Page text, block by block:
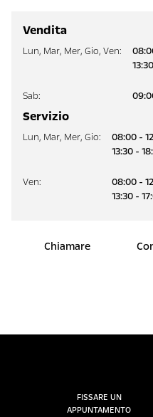
Vendita
Lun, Mar, Mer, Gio, Ven:
Sab:
Servizio
Lun, Mar, Mer, Gio:
08:00 -
13:30 -
Ven:
08:00 -
13:30 -
Chiamare
FISSARE UN
APPUNTAMENTO